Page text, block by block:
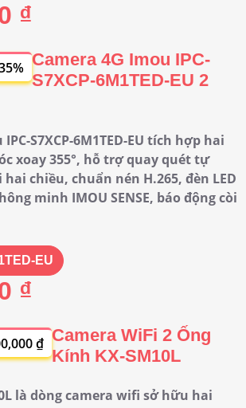
₫
Camera 4G Imou IPC-
S7XCP-6M1TED-EU 2
S7XCP-6M1TED-EU tích hợp hai
xoay 355°, hỗ trợ quay quét tự
chiều, chuẩn nén H.265, đèn LED
minh IMOU SENSE, báo động còi
EU
₫
₫ Camera WiFi 2 Ống
Kính KX-SM10L
là dòng camera wifi sở hữu hai